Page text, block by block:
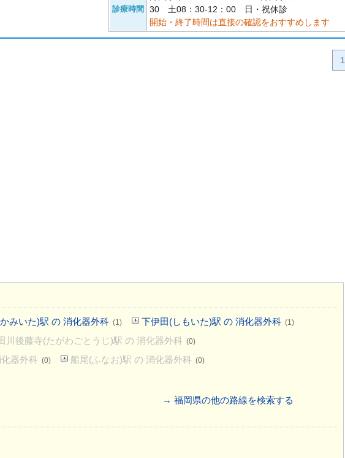
診療時間
30 土08：30-12：00 日・祝休診
開始・終了時間は直接の確認をおすすめします
1
かみいた)駅 の 消化器外科 (1) 下伊田(しもいた)駅 の 消化器外科 (1)
川後藤寺(たがわごとうじ)駅 の 消化器外科 (0)
器外科 (0) 船尾(ふなお)駅 の 消化器外科 (0)
→ 福岡県の他の路線を検索する